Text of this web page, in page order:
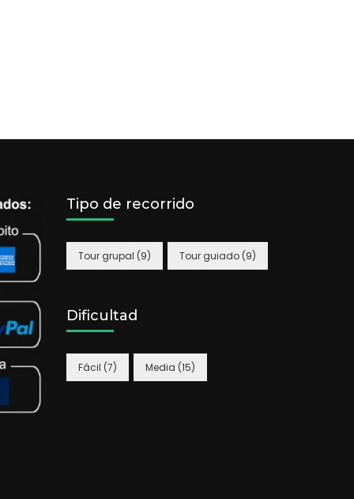
Tipo de recorrido
Tour grupal (9) Tour guiado(9)
Dificultad
Fácil (7) Media (15)